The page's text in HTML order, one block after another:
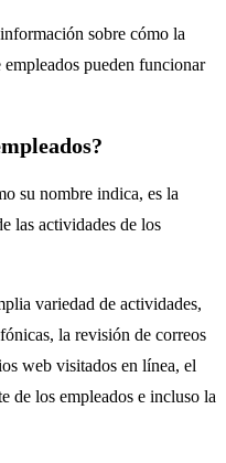
sobre cómo la
pueden funcionar
su nombre indica, es la
las actividades de los
variedad de actividades,
la revisión de correos
web visitados en línea, el
de los empleados e incluso la